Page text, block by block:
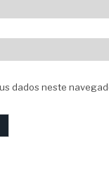
dados neste